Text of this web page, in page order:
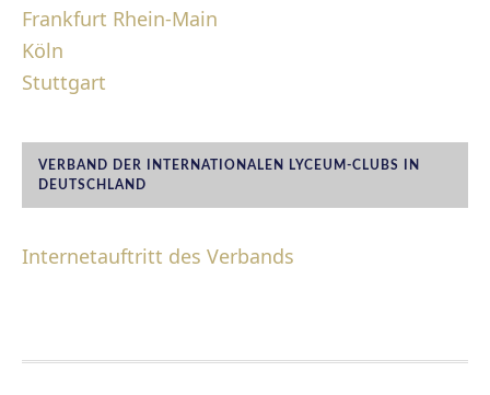
Frankfurt Rhein-Main
Köln
Stuttgart
VERBAND DER INTERNATIONALEN LYCEUM-CLUBS IN
DEUTSCHLAND
Internetauftritt des Verbands